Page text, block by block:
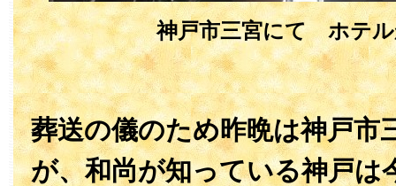
神戸市三宮にて ホテル
葬送の儀のため昨晩は神戸市
が、和尚が知っている神戸は